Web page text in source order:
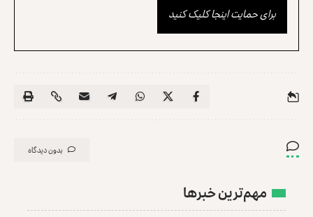
برای حمایت اینجا کلیک کنید
بدون دیدگاه
مهم‌ترین خبرها